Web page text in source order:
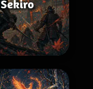
Sekiro